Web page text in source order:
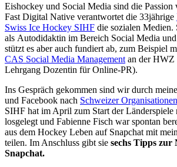
Eishockey und Social Media sind die Passion
Fast Digital Native verantwortet die 33jährige
Swiss Ice Hockey SIHF die sozialen Medien.
als Autodidaktin im Bereich Social Media und
stützt es aber auch fundiert ab, zum Beispiel
CAS Social Media Management an der HWZ
Lehrgang Dozentin für Online-PR).
Ins Gespräch gekommen sind wir durch
und Facebook nach Schweizer
SIHF hat im April zum Start der Länderspiele
losgelegt und Fabienne Fisch war spontan
aus dem Hockey Leben auf Snapchat mit
teilen. Im Anschluss gibt sie sechs Tipps zur
Snapchat.